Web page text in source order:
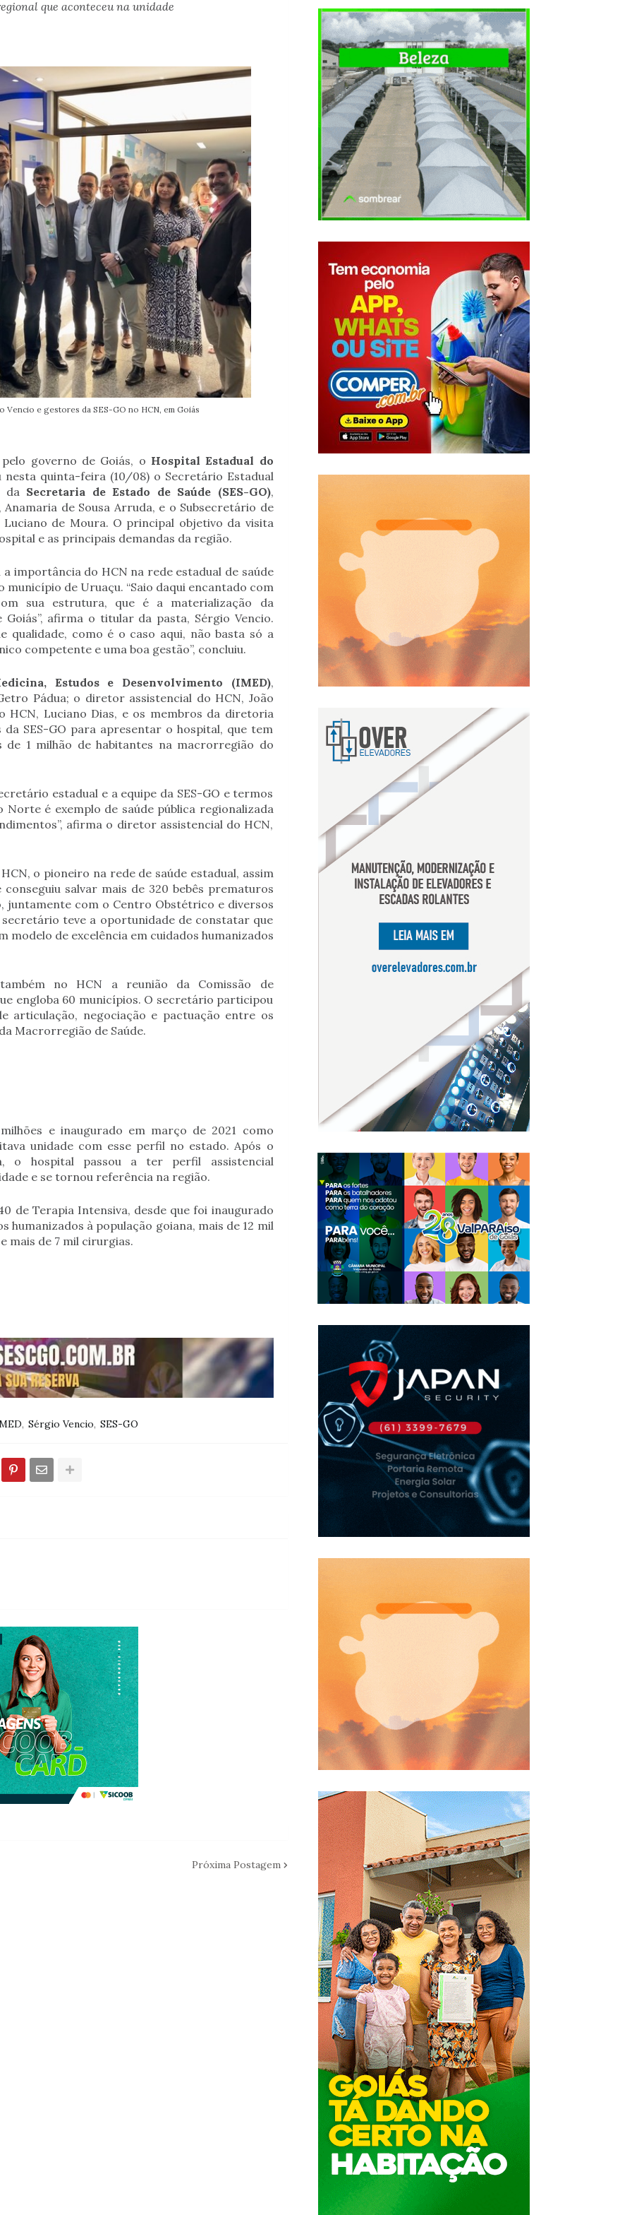
que aconteceu na unidade
Vencio e gestores da SES-GO no HCN, em Goiás
governo de Goiás, o Hospital Estadual do
nesta quinta-feira (10/08) o Secretário Estadual
da Secretaria de Estado de Saúde (SES-GO),
de Sousa Arruda, e o Subsecretário de
de Moura. O principal objetivo da visita
e as principais demandas da região.
importância do HCN na rede estadual de saúde
de Uruaçu. “Saio daqui encantado com
sua estrutura, que é a materialização da
afirma o titular da pasta, Sérgio Vencio.
qualidade, como é o caso aqui, não basta só a
competente e uma boa gestão”, concluiu.
Estudos e Desenvolvimento (IMED),
Pádua; o diretor assistencial do HCN, João
Luciano Dias, e os membros da diretoria
SES-GO para apresentar o hospital, que tem
de 1 milhão de habitantes na macrorregião do
estadual e a equipe da SES-GO e termos
é exemplo de saúde pública regionalizada
afirma o diretor assistencial do HCN,
o pioneiro na rede de saúde estadual, assim
salvar mais de 320 bebês prematuros
juntamente com o Centro Obstétrico e diversos
teve a oportunidade de constatar que
modelo de excelência em cuidados humanizados
no HCN a reunião da Comissão de
engloba 60 municípios. O secretário participou
articulação, negociação e pactuação entre os
Macrorregião de Saúde.
e inaugurado em março de 2021 como
unidade com esse perfil no estado. Após o
o hospital passou a ter perfil assistencial
e se tornou referência na região.
de Terapia Intensiva, desde que foi inaugurado
humanizados à população goiana, mais de 12 mil
mais de 7 mil cirurgias.
Sérgio Vencio SES-GO
Próxima Postagem